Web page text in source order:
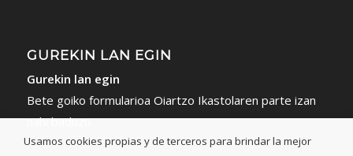
GUREKIN LAN EGIN
Gurekin lan egin
Bete goiko formularioa Oiartzo Ikastolaren parte izan
nahi baduzu.
Usamos cookies propias y de terceros para brindar la mejor